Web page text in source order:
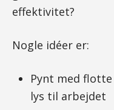
effektivitet?
Nogle idéer er:
Pynt med
lys til arbejdet